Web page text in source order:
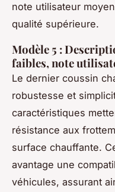
note utilisateur
qualité supérieure.
Modèle 5 :
faibles, note
Le dernier coussin
robustesse et
caractéristiques
résistance aux
surface chauffante.
avantage une
véhicules, assurant